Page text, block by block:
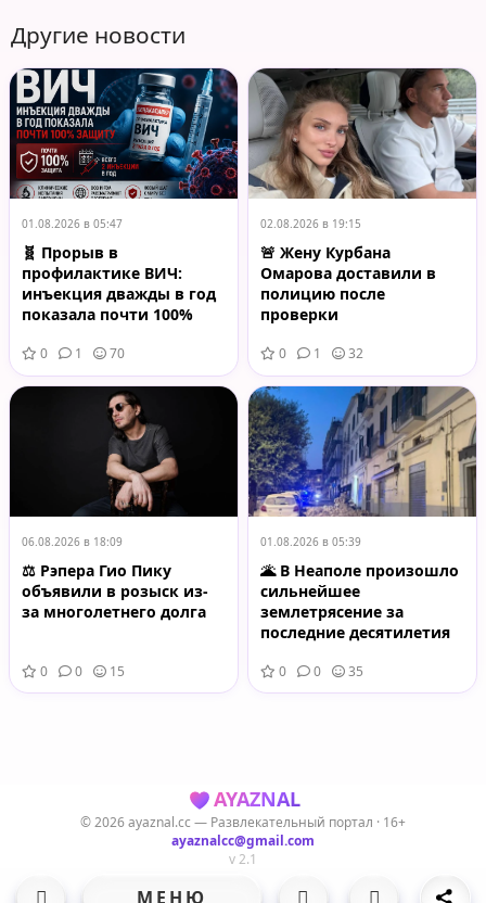
МЕНЮ
Другие новости
01.08.2026 в 05:47
🧬 Прорыв в
профилактике ВИЧ:
инъекция дважды в год
показала почти 100%
0 1 70
02.08.2026 в 19:15
🚨 Жену Курбана
Омарова доставили в
полицию после
проверки
услуг
0 1 32
06.08.2026 в 18:09
⚖️ Рэпера Гио Пику
объявили в розыск из-
за многолетнего долга
0 0 15
01.08.2026 в 05:39
🌋 В Неаполе произошло
сильнейшее
землетрясение за
последние десятилетия
0 0 35
AYAZNAL
© 2026 ayaznal.cc — Развлекательный портал · 16+
ayaznalcc@gmail.com
v 2.1